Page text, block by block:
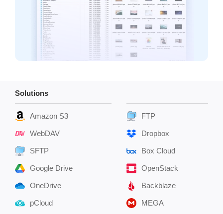
Solutions
Amazon S3
WebDAV
SFTP
Google Drive
OneDrive
pCloud
FTP
Dropbox
Box Cloud
OpenStack
Backblaze
MEGA